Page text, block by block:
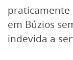
praticamente
em Búzios
indevida a